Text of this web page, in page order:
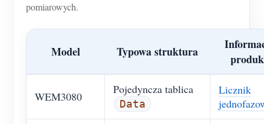
pomiarowych.
Model Typowa struktura
WEM3080
Pojedyncza tablica
Data
Licznik